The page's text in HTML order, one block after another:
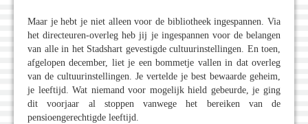
Maar je hebt je niet alleen voor de bibliotheek ingespannen. Via
het directeuren-overleg heb jij je ingespannen voor de belangen
van alle in het Stadshart gevestigde cultuurinstellingen. En toen,
afgelopen december, liet je een bommetje vallen in dat overleg
van de cultuurinstellingen. Je vertelde je best bewaarde geheim,
je leeftijd. Wat niemand voor mogelijk hield gebeurde, je ging
dit voorjaar al stoppen vanwege het bereiken van de
pensioengerechtigde leeftijd.